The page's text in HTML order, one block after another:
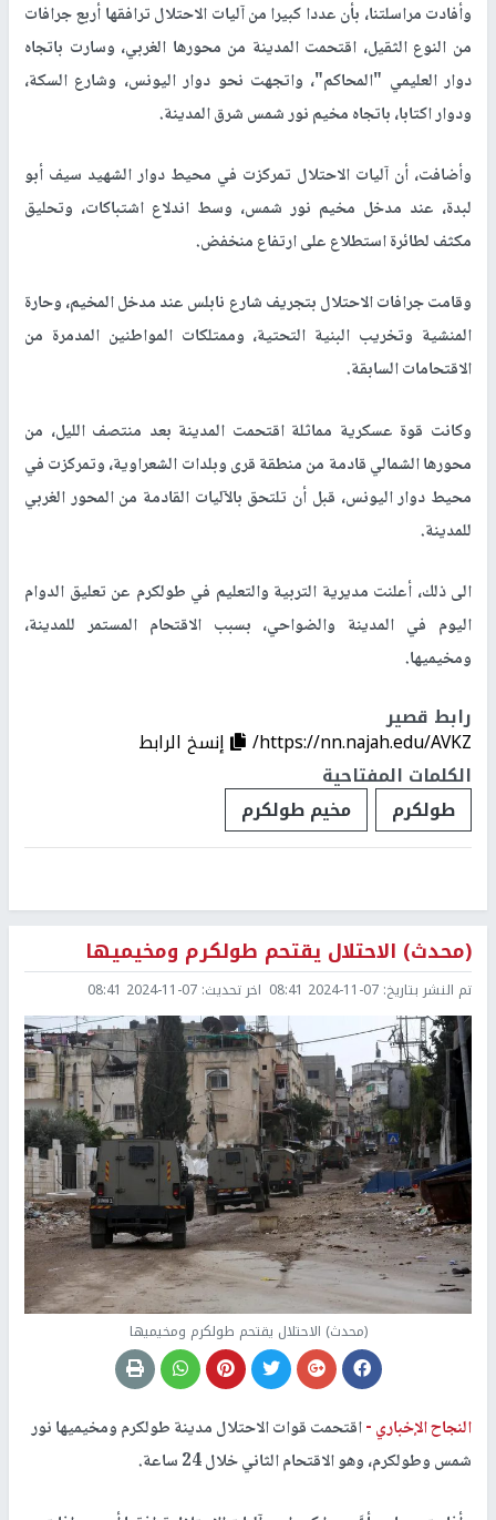
وأفادت مراسلتنا، بأن عددا كبيرا من آليات الاحتلال ترافقها أربع جرافات
من النوع الثقيل، اقتحمت المدينة من محورها الغربي، وسارت باتجاه
دوار العليمي "المحاكم"، واتجهت نحو دوار اليونس، وشارع السكة،
ودوار اكتابا، باتجاه مخيم نور شمس شرق المدينة.
وأضافت، أن آليات الاحتلال تمركزت في محيط دوار الشهيد سيف أبو
لبدة، عند مدخل مخيم نور شمس، وسط اندلاع اشتباكات، وتحليق
مكثف لطائرة استطلاع على ارتفاع منخفض.
وقامت جرافات الاحتلال بتجريف شارع نابلس عند مدخل المخيم، وحارة
المنشية وتخريب البنية التحتية، وممتلكات المواطنين المدمرة من
الاقتحامات السابقة.
وكانت قوة عسكرية مماثلة اقتحمت المدينة بعد منتصف الليل، من
محورها الشمالي قادمة من منطقة قرى وبلدات الشعراوية، وتمركزت في
محيط دوار اليونس، قبل أن تلتحق بالآليات القادمة من المحور الغربي
للمدينة.
الى ذلك، أعلنت مديرية التربية والتعليم في طولكرم عن تعليق الدوام
اليوم في المدينة والضواحي، بسبب الاقتحام المستمر للمدينة،
ومخيميها.
رابط قصير
https://nn.najah.edu/AVKZ/
إنسخ الرابط
الكلمات المفتاحية
طولكرم
مخيم طولكرم
(محدث) الاحتلال يقتحم طولكرم ومخيميها
تم النشر بتاريخ: 2024-11-07 08:41 اخر تحديث: 2024-11-07 08:41
(محدث) الاحتلال يقتحم طولكرم ومخيميها
النجاح الإخباري -اقتحمت قوات الاحتلال مدينة طولكرم ومخيميها نور
شمس وطولكرم، وهو الاقتحام الثاني خلال 24 ساعة.